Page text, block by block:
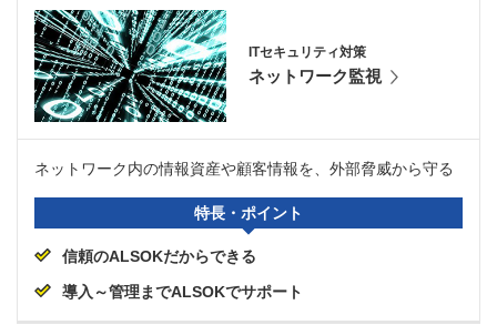
ITセキュリティ対策
ネットワーク監視
ネットワーク内の情報資産や顧客情報を、外部脅威から守る
特長・ポイント
信頼のALSOKだからできる
導入～管理までALSOKでサポート